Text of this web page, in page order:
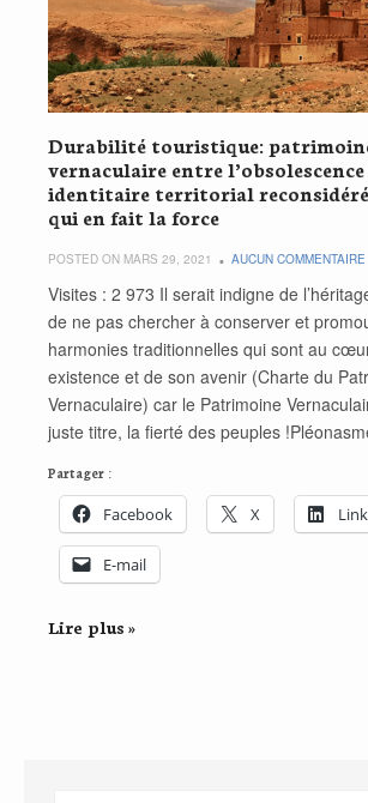
Durabilité touristique:
vernaculaire entre
identitaire territorial
qui en fait la force
POSTED ON MARS 29, 2021 AUCUN COMMENTAIRE
Visites : 2 973 Il serait indigne de
de ne pas chercher à conserver et
harmonies traditionnelles qui sont au
existence et de son avenir (Charte du
Vernaculaire) car le Patrimoine
juste titre, la fierté des peuples
Partager :
Facebook X
E-mail
Lire plus »